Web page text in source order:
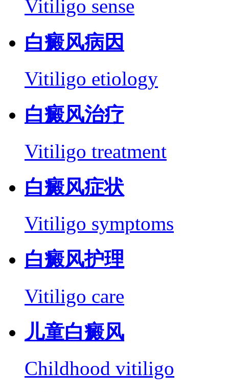
Vitiligo sense
白癜风病因
Vitiligo etiology
白癜风治疗
Vitiligo treatment
白癜风症状
Vitiligo symptoms
白癜风护理
Vitiligo care
儿童白癜风
Childhood vitiligo